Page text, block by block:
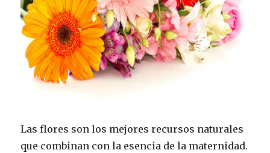
Las flores son los mejores recursos naturales
que combinan con la esencia de la maternidad.